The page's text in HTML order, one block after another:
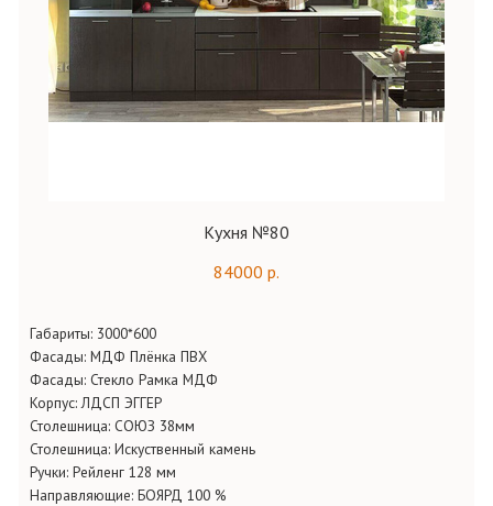
Кухня №80
84000 р.
Габариты: 3000*600
Фасады: МДФ Плёнка ПВХ
Фасады: Стекло Рамка МДФ
Корпус:ЛДСП ЭГГЕР
Столешница: СОЮЗ 38мм
Столешница: Искуственный камень
Ручки: Рейленг 128 мм
Направляющие: БОЯРД 100 %